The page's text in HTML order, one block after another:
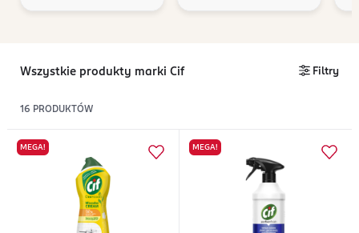
Wszystkie produkty marki Cif Filtry
16 PRODUKTÓW
MEGA! MEGA!